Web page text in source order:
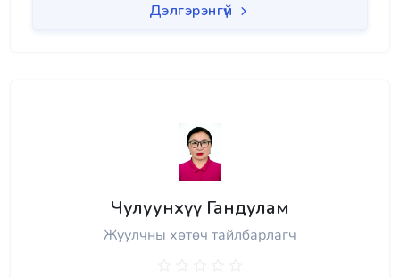
Дэлгэрэнгүй
Чулуунхүү Гандулам
Жуулчны хөтөч тайлбарлагч